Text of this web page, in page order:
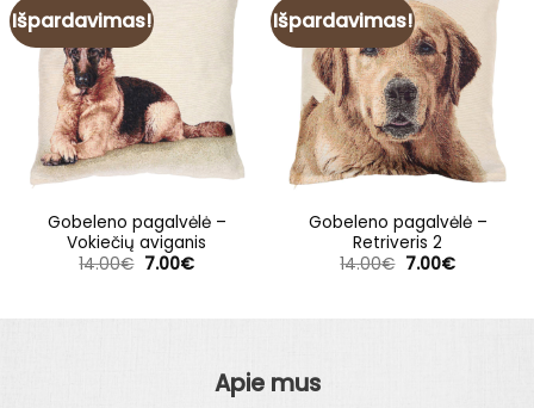
Išpardavimas!
Gobeleno pagalvėlė –
Vokiečių aviganis
14.00€ Original
7.00€Current
Išpardavimas!
Gobeleno pagalvėlė –
Retriveris 2
14.00€ Original
7.00€Current
Apie mus